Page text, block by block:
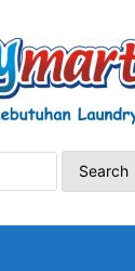
Search